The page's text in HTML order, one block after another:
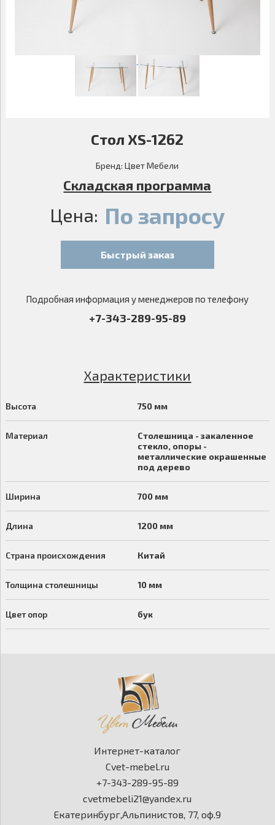
09.00-18.00
МАЛЫЕ ФОРМЫ
ДОМАШНИЙ ТЕКСТИЛЬ
Стол XS-1262
Бренд:Цвет Мебели
Складская программа
Цена: По запросу
Быстрый заказ
Подробная информация у менеджеров по телефону
+7-343-289-95-89
Характеристики
Высота 750 мм
Материал
Столешница - закаленное
стекло, опоры -
металлические окрашенные
под дерево
Ширина 700 мм
Длина 1200 мм
Страна происхождения Китай
Толщина столешницы 10 мм
Цвет опор бук
Интернет-каталог
Cvet-mebel.ru
+7-343-289-95-89
cvetmebeli21@yandex.ru
Екатеринбург,Альпинистов, 77, оф.9